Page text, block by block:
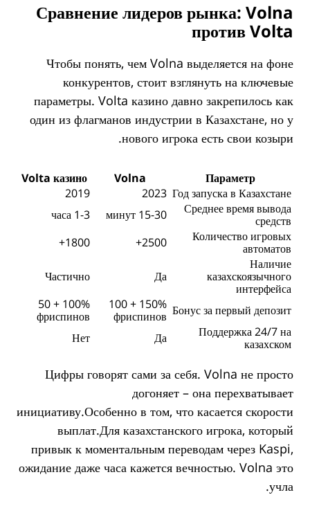
Сравнение лидеров рынка: Volna
против Volta
Чтобы понять, чем Volna выделяется на фоне
конкурентов, стоит взглянуть на ключевые
параметры. Volta казино давно закрепилось как
один из флагманов индустрии в Казахстане, но у
нового игрока есть свои козыри.
Параметр
Volna
Volta казино
Год запуска в Казахстане
2023
2019
Среднее время вывода
средств
15-30 минут
1-3 часа
Количество игровых
автоматов
2500+
1800+
Наличие
казахскоязычного
интерфейса
Да
Частично
Бонус за первый депозит
150% + 100
фриспинов
100% + 50
фриспинов
Поддержка 24/7 на
казахском
Да
Нет
Цифры говорят сами за себя. Volna не просто
догоняет – она перехватывает
инициативу.Особенно в том, что касается скорости
выплат.Для казахстанского игрока, который
привык к моментальным переводам через Kaspi,
ожидание даже часа кажется вечностью. Volna это
учла.